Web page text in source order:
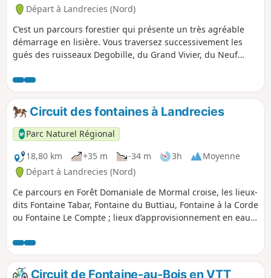
Départ à Landrecies (Nord)
C’est un parcours forestier qui présente un très agréable
démarrage en lisière. Vous traversez successivement les
gués des ruisseaux Degobille, du Grand Vivier, du Neuf
aux cavaliers et leurs chevaux.
Circuit des fontaines à Landrecies
Parc Naturel Régional
18,80 km
+35 m -34 m 3h
Moyenne
Départ à Landrecies (Nord)
Ce parcours en Forêt Domaniale de Mormal croise, les lieux-
dits Fontaine Tabar, Fontaine du Buttiau, Fontaine à la Corde
ou Fontaine Le Compte ; lieux d’approvisionnement en eau
Circuit de Fontaine-au-Bois en VTT